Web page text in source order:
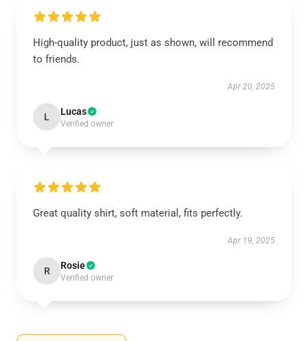
High-quality product, just as shown, will recommend
to friends.
Apr 20, 2025
L Lucas
Verified owner
Great quality shirt, soft material, fits perfectly.
Apr 19, 2025
R Rosie
Verified owner